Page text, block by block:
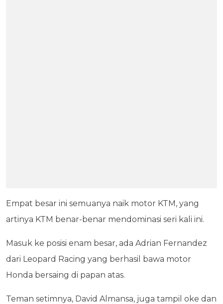
Empat besar ini semuanya naik motor KTM, yang
artinya KTM benar-benar mendominasi seri kali ini.
Masuk ke posisi enam besar, ada Adrian Fernandez
dari Leopard Racing yang berhasil bawa motor
Honda bersaing di papan atas.
Teman setimnya, David Almansa, juga tampil oke dan